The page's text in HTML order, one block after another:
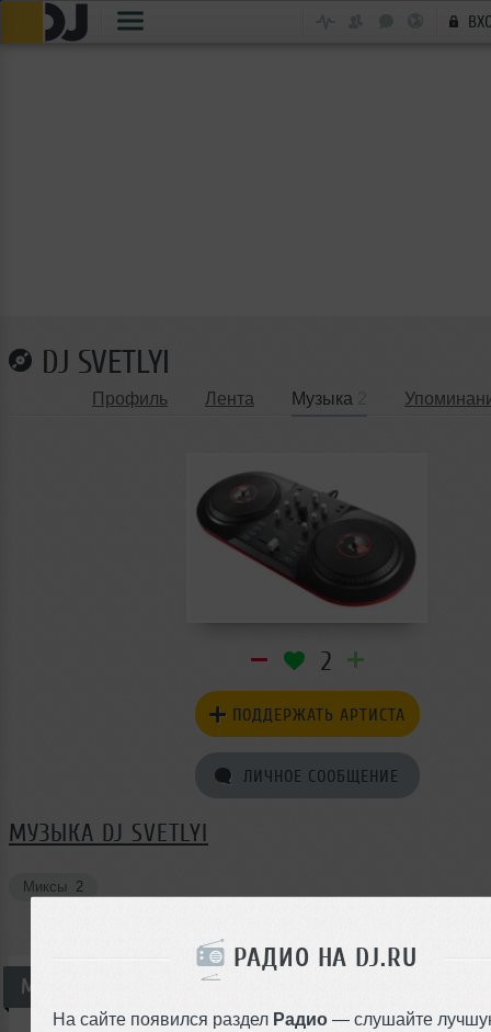
РАДИО НА DJ.RU
На сайте появился раздел Радио — слушайте
DJ SVETLYI
Профиль Лента Музыка
2
ПОДДЕРЖАТЬ АРТИСТА
ЛИЧНОЕ СООБЩЕНИЕ
МУЗЫКА DJ SVETLYI
Миксы 2
Миксы